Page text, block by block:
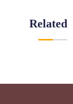
Related